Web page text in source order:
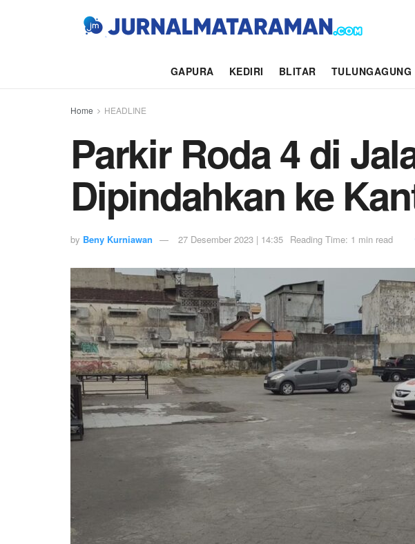
GAPURA KEDIRI BLITAR TULUNGAGUNG
Home HEADLINE
Parkir Roda 4 di
Dipindahkan ke
by Beny Kurniawan 27 Desember 2023 | 14:35 Reading Time: 1 min read